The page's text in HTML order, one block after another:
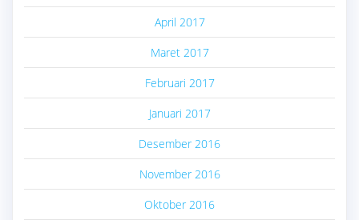
April 2017
Maret 2017
Februari 2017
Januari 2017
Desember 2016
November 2016
Oktober 2016